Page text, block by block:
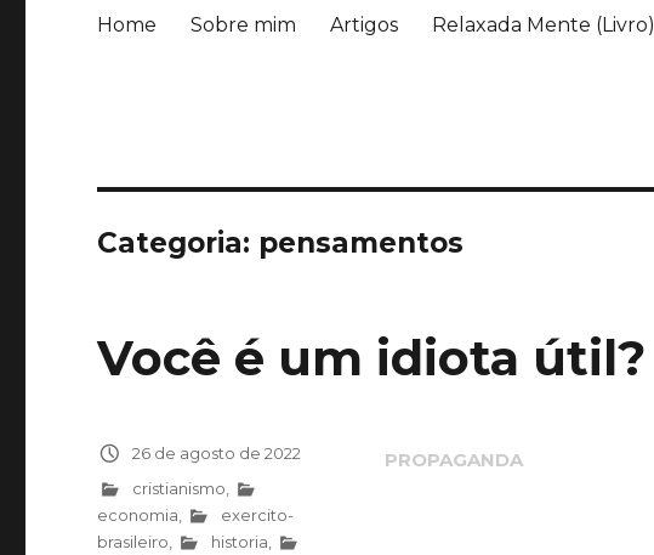
Home Sobre mim Artigos Relaxada Mente (Livro)
Categoria: pensamentos
Você é um idiota útil?
Publicado
em
26 de agosto de 2022
Categorias
cristianismo
economia
exercito-
brasileiro
historia